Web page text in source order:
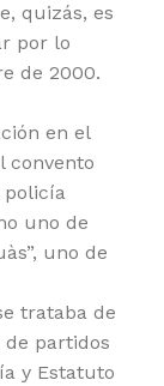
quizás, es
por lo
de 2000.
en el
convento
policía
uno de
uno de
trataba de
partidos
y Estatuto